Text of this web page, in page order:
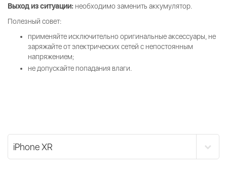
Выход из ситуации: необходимо заменить аккумулятор.
Полезный совет:
применяйте исключительно оригинальные аксессуары, не
заряжайте от электрических сетей с непостоянным
напряжением;
не допускайте попадания влаги.